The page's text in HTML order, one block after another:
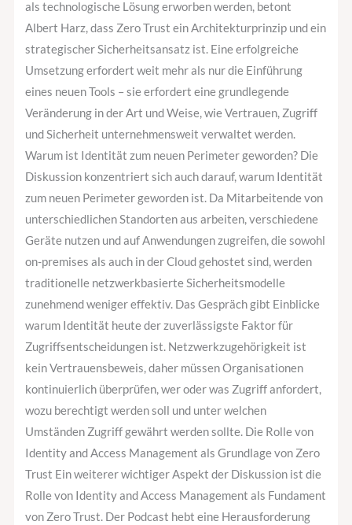
als technologische Lösung erworben werden, betont
Albert Harz, dass Zero Trust ein Architekturprinzip und ein
strategischer Sicherheitsansatz ist. Eine erfolgreiche
Umsetzung erfordert weit mehr als nur die Einführung
eines neuen Tools – sie erfordert eine grundlegende
Veränderung in der Art und Weise, wie Vertrauen, Zugriff
und Sicherheit unternehmensweit verwaltet werden.
Warum ist Identität zum neuen Perimeter geworden? Die
Diskussion konzentriert sich auch darauf, warum Identität
zum neuen Perimeter geworden ist. Da Mitarbeitende von
unterschiedlichen Standorten aus arbeiten, verschiedene
Geräte nutzen und auf Anwendungen zugreifen, die sowohl
on-premises als auch in der Cloud gehostet sind, werden
traditionelle netzwerkbasierte Sicherheitsmodelle
zunehmend weniger effektiv. Das Gespräch gibt Einblicke
warum Identität heute der zuverlässigste Faktor für
Zugriffsentscheidungen ist. Netzwerkzugehörigkeit ist
kein Vertrauensbeweis, daher müssen Organisationen
kontinuierlich überprüfen, wer oder was Zugriff anfordert,
wozu berechtigt werden soll und unter welchen
Umständen Zugriff gewährt werden sollte. Die Rolle von
Identity and Access Management als Grundlage von Zero
Trust Ein weiterer wichtiger Aspekt der Diskussion ist die
Rolle von Identity and Access Management als Fundament
von Zero Trust. Der Podcast hebt eine Herausforderung